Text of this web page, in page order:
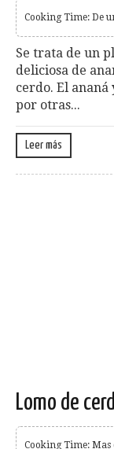
Cooking Time: De
Se trata de un
deliciosa de
cerdo. El
por otras...
Leer más
Lomo de
Cooking Time: Mas